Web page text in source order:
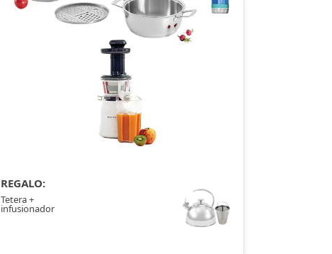
REGALO:
Tetera +
infusionador